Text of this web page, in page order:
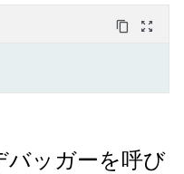
content_copy zoom_out_map
バッガーを呼び